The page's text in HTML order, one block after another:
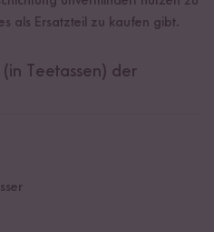
als Ersatzteil zu kaufen gibt.
(in Teetassen) der